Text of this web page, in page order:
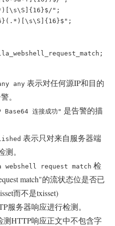
any 表示对任何源IP和目的
。
连接成功" 是告警的描
表示只对来自服务器端
。
request match 检
match"的流状态位是否已
而不是txisset)
服务器响应进行检测。
测HTTP响应正文中不包含字